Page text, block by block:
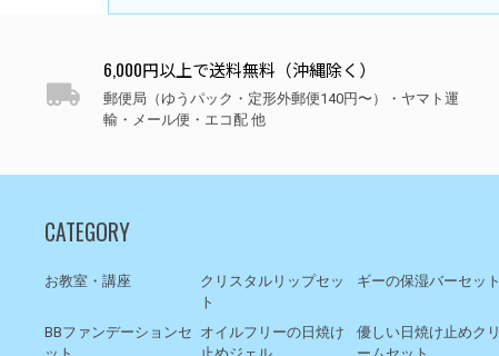
6,000円以上で送料無料（沖縄除く）
郵便局（ゆうパック・定形外郵便140円〜）・ヤマト運
輸・メール便・エコ配 他
CATEGORY
お教室・講座
クリスタルリップセッ
ト
ギーの保湿バーセット
BBファンデーションセ オイルフリーの日焼け
優しい日焼け止めクリ